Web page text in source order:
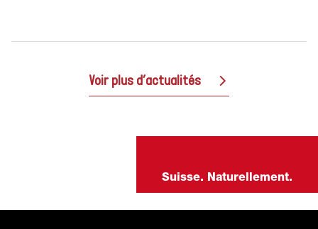
Voir plus d’actualités
Suisse. Naturellement.